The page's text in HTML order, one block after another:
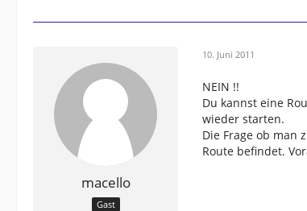
macello
Gast
10. Juni 2011
NEIN !!
Du kannst eine
wieder starten.
Die Frage ob man
Route befindet.